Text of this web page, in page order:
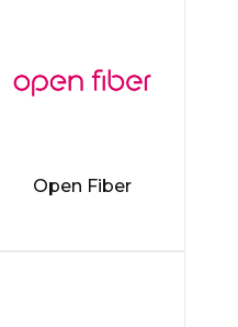
Open Fiber